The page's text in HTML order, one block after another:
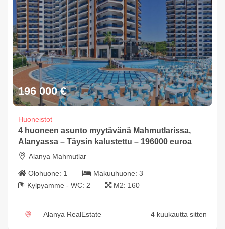
196 000 €
Huoneistot
4 huoneen asunto myytävänä Mahmutlarissa,
Alanyassa – Täysin kalustettu – 196000 euroa
Alanya Mahmutlar
Olohuone: 1 Makuuhuone: 3
Kylpyamme - WC: 2 M2: 160
Alanya RealEstate 4 kuukautta sitten